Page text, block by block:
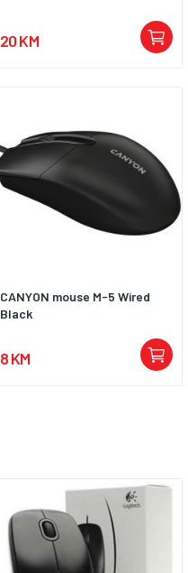
20 KM
CANYON mouse M-5 Wired
Black
8 KM